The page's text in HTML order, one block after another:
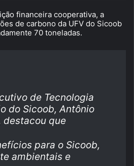
financeira cooperativa, a
de carbono da UFV do Sicoob
70 toneladas.
de Tecnologia
do Sicoob, Antônio
destacou que
para o Sicoob,
ambientais e